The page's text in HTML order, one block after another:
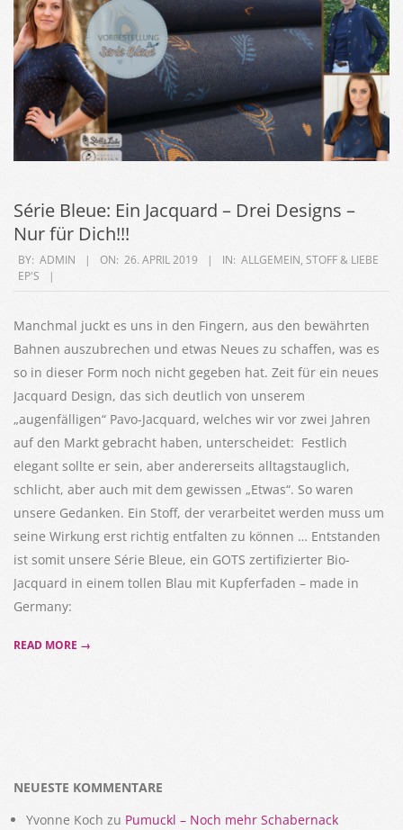
Série Bleue: Ein Jacquard – Drei Designs –
Nur für Dich!!!
2019-
04-
BY: ADMIN ON: 26. APRIL 2019 IN: ALLGEMEIN, STOFF & LIEBE
EP'S
Manchmal juckt es uns in den Fingern, aus den bewährten
Bahnen auszubrechen und etwas Neues zu schaffen, was es
so in dieser Form noch nicht gegeben hat. Zeit für ein neues
Jacquard Design, das sich deutlich von unserem
„augenfälligen“ Pavo-Jacquard, welches wir vor zwei Jahren
auf den Markt gebracht haben, unterscheidet: Festlich
elegant sollte er sein, aber andererseits alltagstauglich,
schlicht, aber auch mit dem gewissen „Etwas“. So waren
unsere Gedanken. Ein Stoff, der verarbeitet werden muss um
seine Wirkung erst richtig entfalten zu können … Entstanden
ist somit unsere Série Bleue, ein GOTS zertifizierter Bio-
Jacquard in einem tollen Blau mit Kupferfaden – made in
Germany:
READ MORE →
NEUESTE KOMMENTARE
Yvonne Koch zu Pumuckl – Noch mehr Schabernack